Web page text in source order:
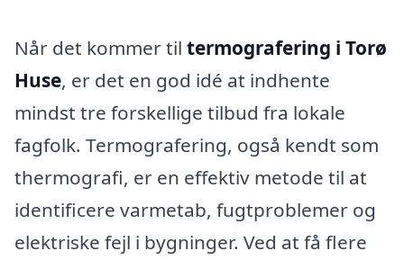
Når det kommer til termografering i Torø
Huse, er det en god idé at indhente
mindst tre forskellige tilbud fra lokale
fagfolk. Termografering, også kendt som
thermografi, er en effektiv metode til at
identificere varmetab, fugtproblemer og
elektriske fejl i bygninger. Ved at få flere